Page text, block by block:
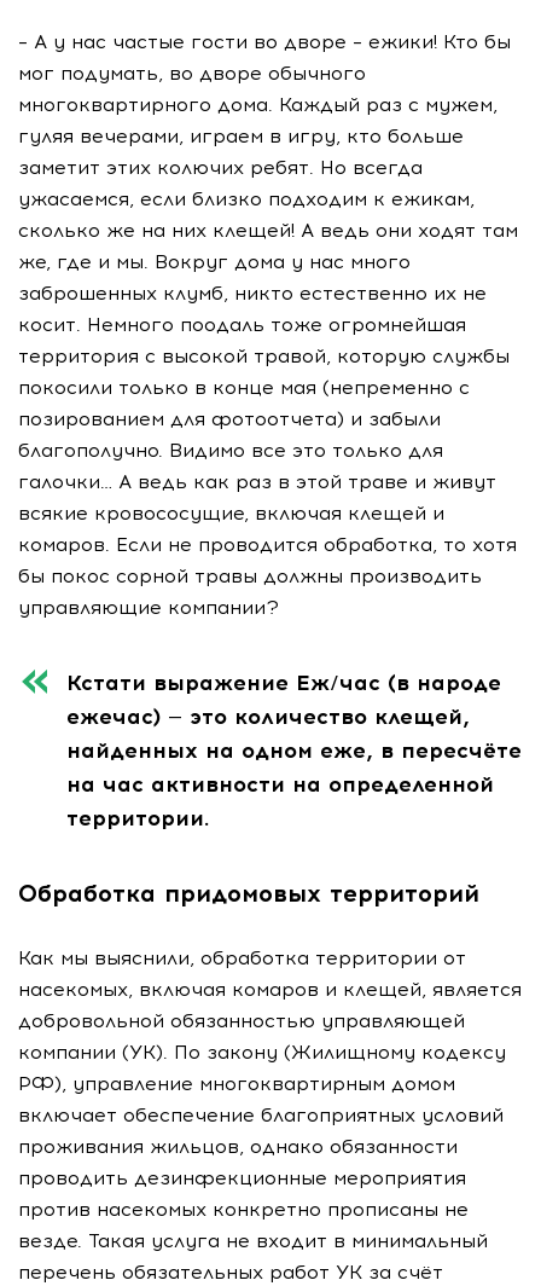
– А у нас частые гости во дворе – ежики! Кто бы
мог подумать, во дворе обычного
многоквартирного дома. Каждый раз с мужем,
гуляя вечерами, играем в игру, кто больше
заметит этих колючих ребят. Но всегда
ужасаемся, если близко подходим к ежикам,
сколько же на них клещей! А ведь они ходят там
же, где и мы. Вокруг дома у нас много
заброшенных клумб, никто естественно их не
косит. Немного поодаль тоже огромнейшая
территория с высокой травой, которую службы
покосили только в конце мая (непременно с
позированием для фотоотчета) и забыли
благополучно. Видимо все это только для
галочки… А ведь как раз в этой траве и живут
всякие кровососущие, включая клещей и
комаров. Если не проводится обработка, то хотя
бы покос сорной травы должны производить
управляющие компании?
Кстати выражение Еж/час (в народе
ежечас) — это количество клещей,
найденных на одном еже, в пересчёте
на час активности на определенной
территории.
Обработка придомовых территорий
Как мы выяснили, обработка территории от
насекомых, включая комаров и клещей, является
добровольной обязанностью управляющей
компании (УК). По закону (Жилищному кодексу
РФ), управление многоквартирным домом
включает обеспечение благоприятных условий
проживания жильцов, однако обязанности
проводить дезинфекционные мероприятия
против насекомых конкретно прописаны не
везде. Такая услуга не входит в минимальный
перечень обязательных работ УК за счёт